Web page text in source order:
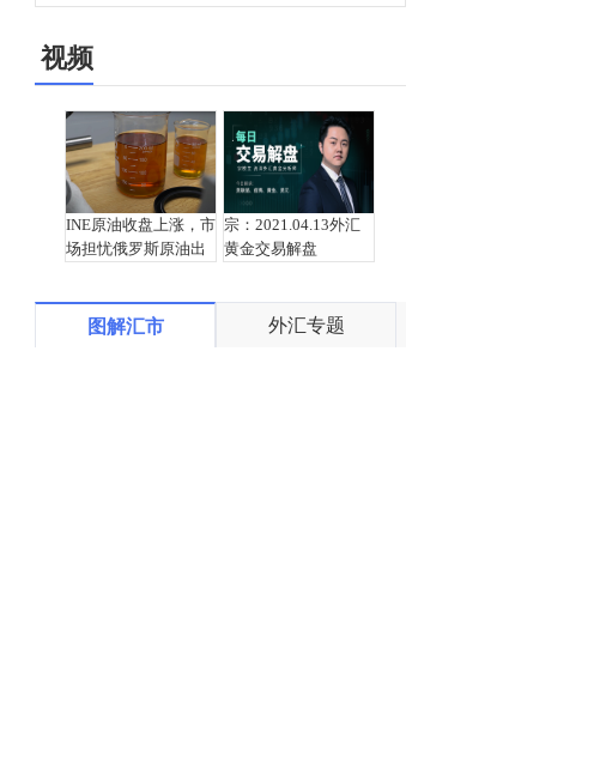
视频
INE原油收盘上涨，市
场担忧俄罗斯原油出
宗：2021.04.13外汇
黄金交易解盘
图解汇市 外汇专题